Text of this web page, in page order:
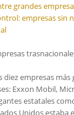
grandes
empresas sin
diez empresas
Exxon Mobil,
estatales
Unidos estaba